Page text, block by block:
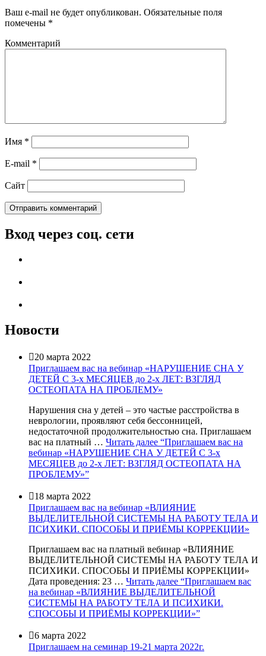
Ваш e-mail не будет опубликован. Обязательные поля
помечены *
Комментарий
Имя *
E-mail *
Сайт
Вход через соц. сети
Новости
20 марта 2022
Приглашаем вас на вебинар «НАРУШЕНИЕ СНА У
ДЕТЕЙ С 3-х МЕСЯЦЕВ до 2-х ЛЕТ: ВЗГЛЯД
ОСТЕОПАТА НА ПРОБЛЕМУ»
Нарушения сна у детей – это частые расстройства в
неврологии, проявляют себя бессонницей,
недостаточной продолжительностью сна. Приглашаем
вас на платный … Читать далее “Приглашаем вас на
вебинар «НАРУШЕНИЕ СНА У ДЕТЕЙ С 3-х
МЕСЯЦЕВ до 2-х ЛЕТ: ВЗГЛЯД ОСТЕОПАТА НА
ПРОБЛЕМУ»”
18 марта 2022
Приглашаем вас на вебинар «ВЛИЯНИЕ
ВЫДЕЛИТЕЛЬНОЙ СИСТЕМЫ НА РАБОТУ ТЕЛА И
ПСИХИКИ. СПОСОБЫ И ПРИЁМЫ КОРРЕКЦИИ»
Приглашаем вас на платный вебинар «ВЛИЯНИЕ
ВЫДЕЛИТЕЛЬНОЙ СИСТЕМЫ НА РАБОТУ ТЕЛА И
ПСИХИКИ. СПОСОБЫ И ПРИЁМЫ КОРРЕКЦИИ»
Дата проведения: 23 … Читать далее “Приглашаем вас
на вебинар «ВЛИЯНИЕ ВЫДЕЛИТЕЛЬНОЙ
СИСТЕМЫ НА РАБОТУ ТЕЛА И ПСИХИКИ.
СПОСОБЫ И ПРИЁМЫ КОРРЕКЦИИ»”
6 марта 2022
Приглашаем на семинар 19-21 марта 2022г.